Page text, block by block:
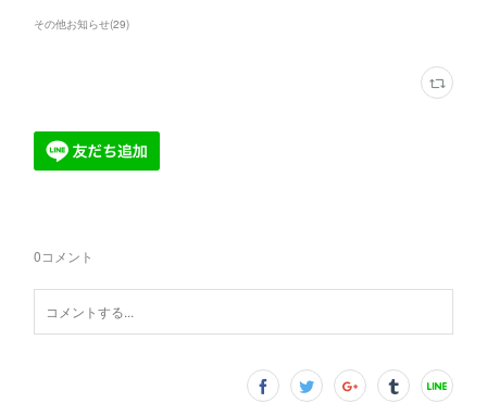
その他お知らせ(29)
0コメント